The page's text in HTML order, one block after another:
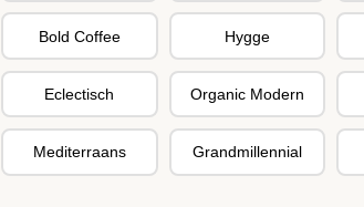
Bold Coffee Hygge
Eclectisch Organic Modern
Mediterraans Grandmillennial